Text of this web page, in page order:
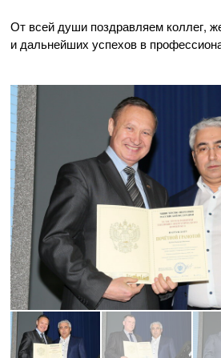
От всей души поздравляем коллег,
и дальнейших успехов в